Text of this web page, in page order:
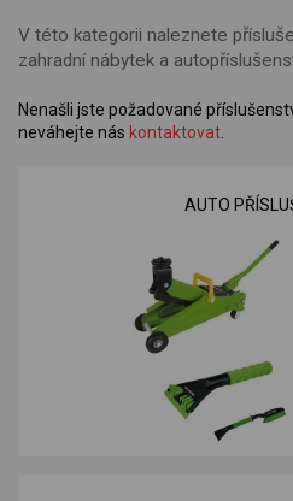
V této kategorii naleznete
zahradní nábytek a
Nenašli jste požadované
neváhejte nás kontaktovat
AUTO